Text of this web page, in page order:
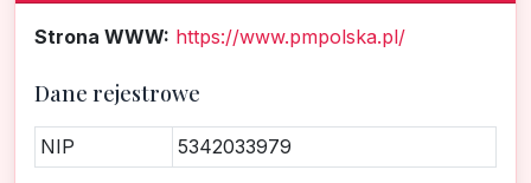
Strona WWW: https://www.pmpolska.pl/
Dane rejestrowe
NIP 5342033979